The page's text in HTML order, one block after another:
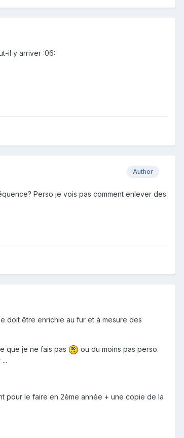
il y arriver :06:
Author
Perso je vois pas comment enlever des
doit être enrichie au fur et à mesure des
que je ne fais pas
ou du moins pas perso.
pour le faire en 2ème année + une copie de la